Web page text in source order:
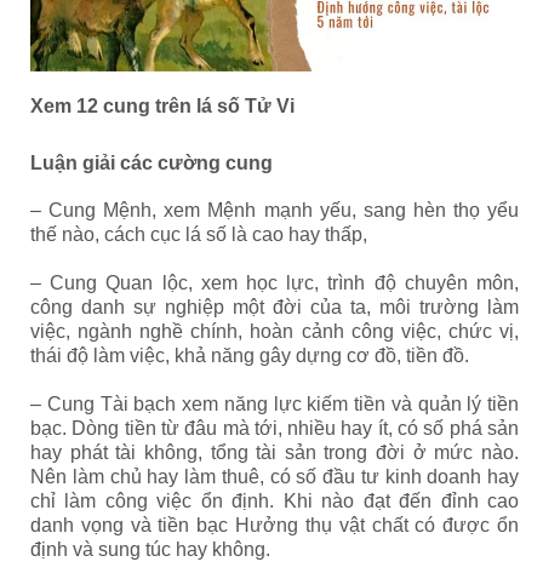
Xem 12 cung trên lá số Tử Vi
Luận giải các cường cung
– Cung Mệnh, xem Mệnh mạnh yếu, sang hèn thọ yểu
thế nào, cách cục lá số là cao hay thấp,
– Cung Quan lộc, xem học lực, trình độ chuyên môn,
công danh sự nghiệp một đời của ta, môi trường làm
việc, ngành nghề chính, hoàn cảnh công việc, chức vị,
thái độ làm việc, khả năng gây dựng cơ đồ, tiền đồ.
– Cung Tài bạch xem năng lực kiếm tiền và quản lý tiền
bạc. Dòng tiền từ đâu mà tới, nhiều hay ít, có số phá sản
hay phát tài không, tổng tài sản trong đời ở mức nào.
Nên làm chủ hay làm thuê, có số đầu tư kinh doanh hay
chỉ làm công việc ổn định. Khi nào đạt đến đỉnh cao
danh vọng và tiền bạc Hưởng thụ vật chất có được ổn
định và sung túc hay không.